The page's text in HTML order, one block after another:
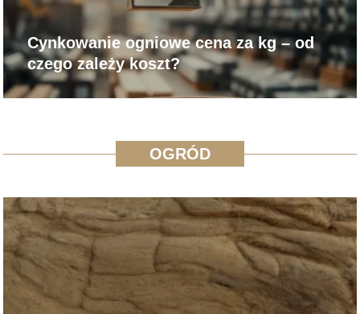
Cynkowanie ogniowe cena za kg – od
czego zależy koszt?
OGRÓD